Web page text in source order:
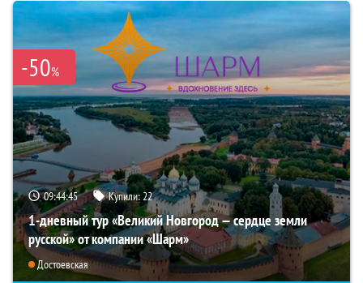
-50%
09:44:44 Купили: 22
1-дневный тур «Великий Новгород — сердце земли
русской» от компании «Шарм»
Достоевская